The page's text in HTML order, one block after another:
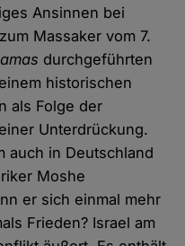
Ansinnen bei
Massaker vom 7.
durchgeführten
historischen
als Folge der
Unterdrückung.
auch in Deutschland
Moshe
er sich einmal mehr
Frieden? Israel am